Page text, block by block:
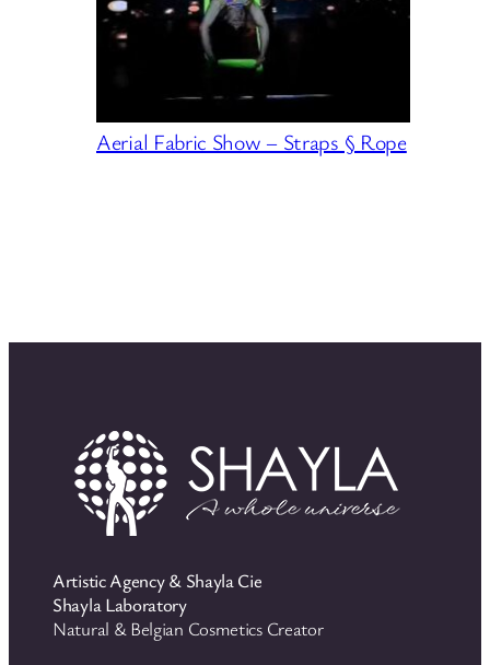
Aerial Fabric Show – Straps § Rope
Artistic Agency & Shayla Cie
Shayla Laboratory
Natural & Belgian Cosmetics Creator